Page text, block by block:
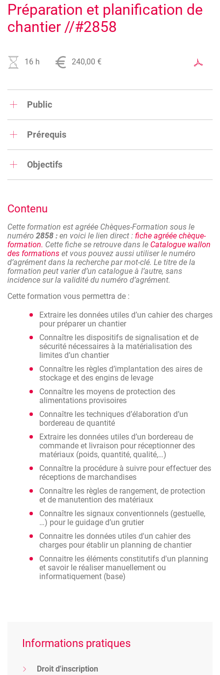
Préparation et planification de
chantier //#2858
16 h 240,00 €
Public
Prérequis
base de l'ordinateur.
Objectifs
Contenu
Cette formation est agréée Chèques-Formation sous le
numéro 2858 : en voici le lien direct : fiche agréée chèque-
formation. Cette fiche se retrouve dans le Catalogue wallon
des formations et vous pouvez aussi utiliser le numéro
d’agrément dans la recherche par mot-clé. Le titre de la
formation peut varier d’un catalogue à l’autre, sans
incidence sur la validité du numéro d’agrément.
Cette formation vous permettra de :
Extraire les données utiles d’un cahier des charges
pour préparer un chantier
Connaître les dispositifs de signalisation et de
sécurité nécessaires à la matérialisation des
limites d’un chantier
Connaître les règles d’implantation des aires de
stockage et des engins de levage
Connaître les moyens de protection des
alimentations provisoires
Connaître les techniques d’élaboration d’un
bordereau de quantité
Extraire les données utiles d’un bordereau de
commande et livraison pour réceptionner des
matériaux (poids, quantité, qualité,…)
Connaître la procédure à suivre pour effectuer des
réceptions de marchandises
Connaître les règles de rangement, de protection
et de manutention des matériaux
Connaître les signaux conventionnels (gestuelle,
…) pour le guidage d’un grutier
Connaitre les données utiles d'un cahier des
charges pour établir un planning de chantier
Connaitre les éléments constitutifs d'un planning
et savoir le réaliser manuellement ou
informatiquement (base)
Informations pratiques
Droit d'inscription